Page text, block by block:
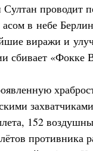
проводит
в небе
виражи и
сбивает «Фокке
152
противника